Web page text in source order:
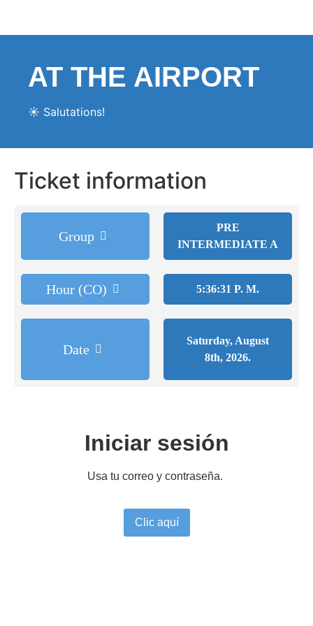
AT THE AIRPORT
☀️ Salutations!
Ticket information
Group
Hour (CO)
Date
PRE
INTERMEDIATE A
5:36:31 P. M.
Saturday, August
8th, 2026.
Iniciar sesión
Usa tu correo y contraseña.
Clic aquí